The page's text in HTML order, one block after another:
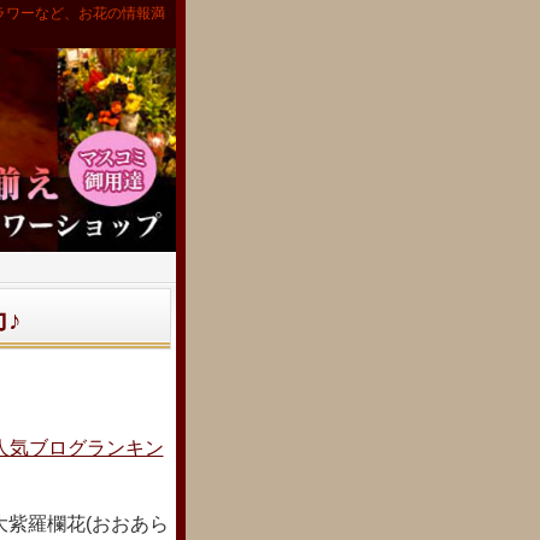
ーなど、お花の情報満
♪
ブログランキン
羅欄花(おおあら